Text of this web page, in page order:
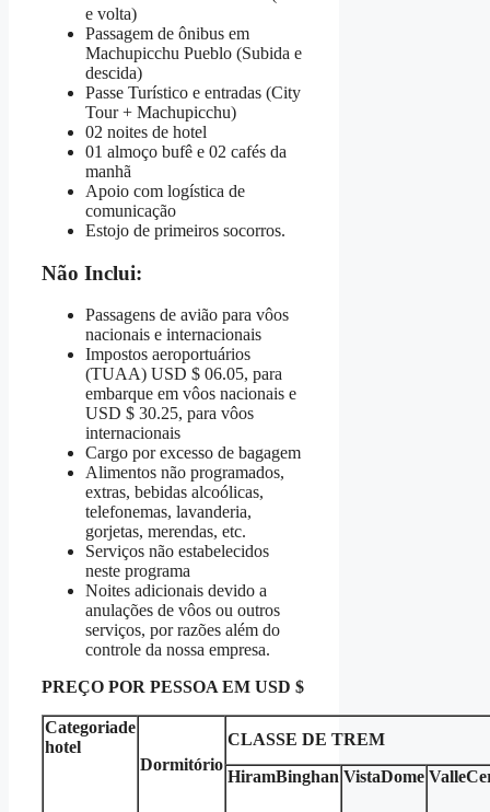
e volta)
Passagem de ônibus em
Machupicchu Pueblo (Subida e
descida)
Passe Turístico e entradas (City
Tour + Machupicchu)
02 noites de hotel
01 almoço bufê e 02 cafés da
manhã
Apoio com logística de
comunicação
Estojo de primeiros socorros.
Não Inclui:
Passagens de avião para vôos
nacionais e internacionais
Impostos aeroportuários
(TUAA) USD $ 06.05, para
embarque em vôos nacionais e
USD $ 30.25, para vôos
internacionais
Cargo por excesso de bagagem
Alimentos não programados,
extras, bebidas alcoólicas,
telefonemas, lavanderia,
gorjetas, merendas, etc.
Serviços não estabelecidos
neste programa
Noites adicionais devido a
anulações de vôos ou outros
serviços, por razões além do
controle da nossa empresa.
PREÇO POR PESSOA EM USD $
Categoriade
hotel
Dormitório
CLASSE DE TREM
HiramBinghan VistaDome Valle